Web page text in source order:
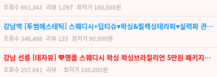
최저가 160,000원
리뷰 1,097
조회수861,343
강남역 [투썸에스테틱] 스웨디시+딥티슈♥왁싱&릴렉싱테라피♥실력파 관리사♥믿고방문해주세요, 뱅뱅사거리 부근
최저가90,000원
리뷰 133
조회수348,486
강남 선릉 [데자뷰] 💛명품 스웨디시 왁싱 왁싱브라질리언 5만원 패키지이벤트 💛
최저가 100,000원
리뷰-
조회수257,041